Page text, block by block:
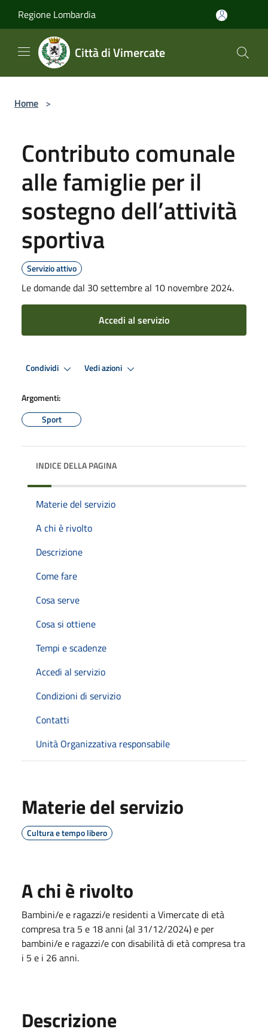
Regione Lombardia
Città di Vimercate
Home >
Contributo comunale
alle famiglie per il
sostegno dell’attività
sportiva
Servizio attivo
Le domande dal 30 settembre al 10 novembre 2024.
Accedi al servizio
Condividi Vedi azioni
Argomenti:
Sport
INDICE DELLA PAGINA
Materie del servizio
A chi è rivolto
Descrizione
Come fare
Cosa serve
Cosa si ottiene
Tempi e scadenze
Accedi al servizio
Condizioni di servizio
Contatti
Unità Organizzativa responsabile
Materie del servizio
Cultura e tempo libero
A chi è rivolto
Bambini/e e ragazzi/e residenti a Vimercate di età
compresa tra 5 e 18 anni (al 31/12/2024) e per
bambini/e e ragazzi/e con disabilità di età compresa tra
i 5 e i 26 anni.
Descrizione